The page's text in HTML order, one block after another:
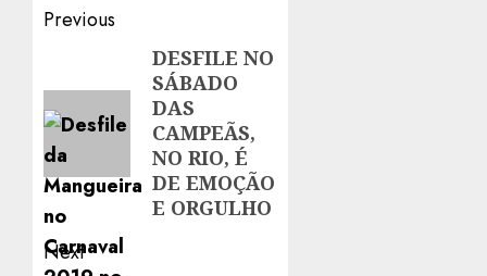
Post
navigation
Previous
post:
DESFILE NO
SÁBADO
DAS
CAMPEÃS,
NO RIO, É
DE EMOÇÃO
E ORGULHO
Next